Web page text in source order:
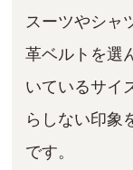
スーツやシャ
革ベルトを選
いているサイ
らしない印象
です。